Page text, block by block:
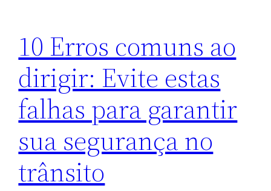
10 Erros comuns ao
dirigir: Evite estas
falhas para garantir
sua segurança no
trânsito